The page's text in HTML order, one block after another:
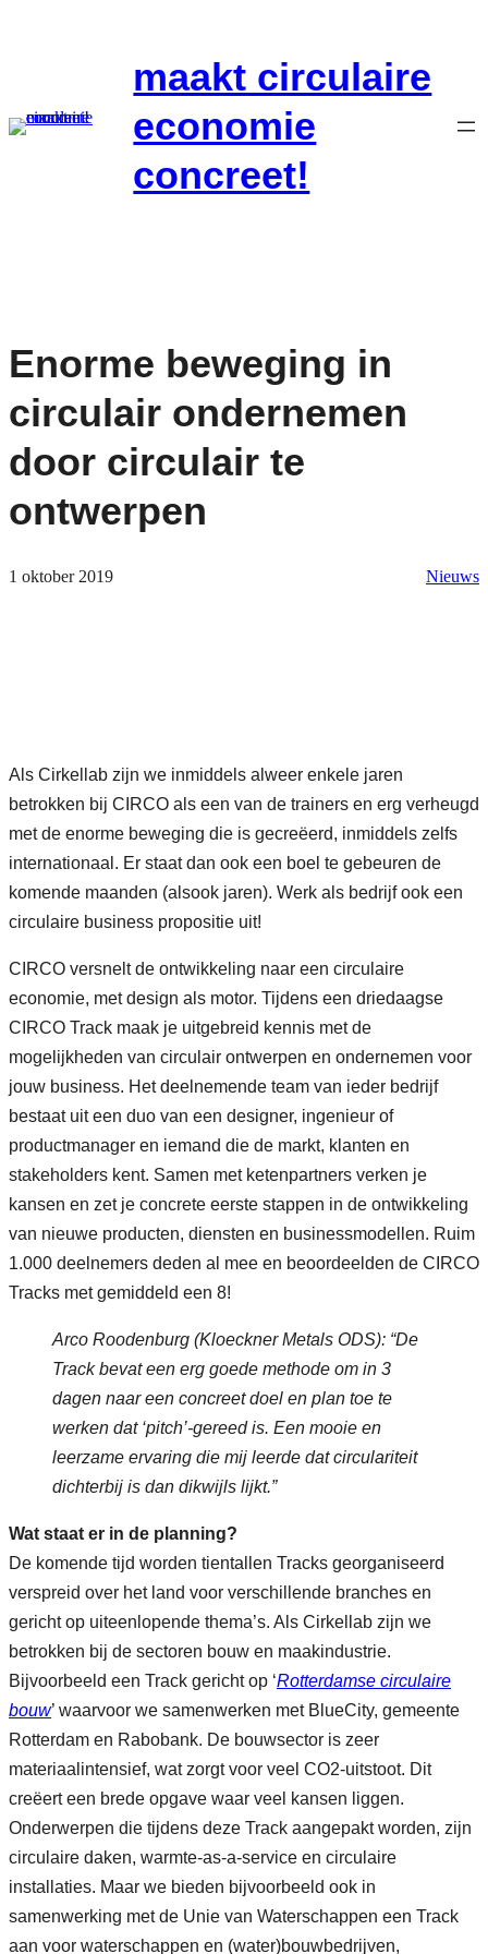
inhoud
maakt circulaire
economie
concreet!
Enorme beweging in
circulair ondernemen
door circulair te
ontwerpen
1 oktober 2019 Nieuws
Als Cirkellab zijn we inmiddels alweer enkele jaren
betrokken bij CIRCO als een van de trainers en erg verheugd
met de enorme beweging die is gecreëerd, inmiddels zelfs
internationaal. Er staat dan ook een boel te gebeuren de
komende maanden (alsook jaren). Werk als bedrijf ook een
circulaire business propositie uit!
CIRCO versnelt de ontwikkeling naar een circulaire
economie, met design als motor. Tijdens een driedaagse
CIRCO Track maak je uitgebreid kennis met de
mogelijkheden van circulair ontwerpen en ondernemen voor
jouw business. Het deelnemende team van ieder bedrijf
bestaat uit een duo van een designer, ingenieur of
productmanager en iemand die de markt, klanten en
stakeholders kent. Samen met ketenpartners verken je
kansen en zet je concrete eerste stappen in de ontwikkeling
van nieuwe producten, diensten en businessmodellen. Ruim
1.000 deelnemers deden al mee en beoordeelden de CIRCO
Tracks met gemiddeld een 8!
Arco Roodenburg (Kloeckner Metals ODS): “De
Track bevat een erg goede methode om in 3
dagen naar een concreet doel en plan toe te
werken dat ‘pitch’-gereed is. Een mooie en
leerzame ervaring die mij leerde dat circulariteit
dichterbij is dan dikwijls lijkt.”
Wat staat er in de planning?
De komende tijd worden tientallen Tracks georganiseerd
verspreid over het land voor verschillende branches en
gericht op uiteenlopende thema’s. Als Cirkellab zijn we
betrokken bij de sectoren bouw en maakindustrie.
Bijvoorbeeld een Track gericht op ‘Rotterdamse circulaire
bouw’ waarvoor we samenwerken met BlueCity, gemeente
Rotterdam en Rabobank. De bouwsector is zeer
materiaalintensief, wat zorgt voor veel CO2-uitstoot. Dit
creëert een brede opgave waar veel kansen liggen.
Onderwerpen die tijdens deze Track aangepakt worden, zijn
circulaire daken, warmte-as-a-service en circulaire
installaties. Maar we bieden bijvoorbeeld ook in
samenwerking met de Unie van Waterschappen een Track
aan voor waterschappen en (water)bouwbedrijven,